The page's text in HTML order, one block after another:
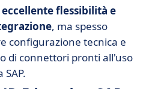
eccellente flessibilità e
, ma spesso
configurazione tecnica e
di connettori pronti all'uso